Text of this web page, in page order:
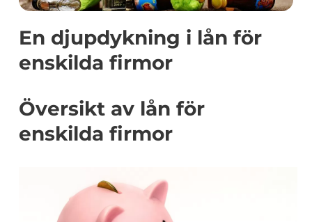
En djupdykning i lån för
enskilda firmor
Översikt av lån för
enskilda firmor